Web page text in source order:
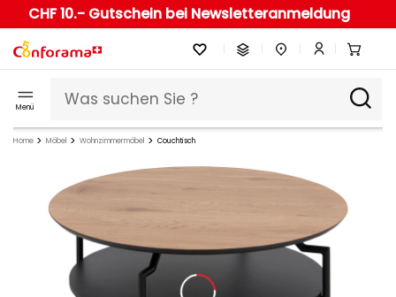
CHF 10.- Gutschein bei Newsletteranmeldung
Menü
Home Möbel Wohnzimmermöbel Couchtisch